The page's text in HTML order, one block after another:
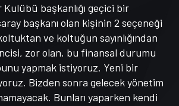
Kulübü başkanlığı geçici bir
başkanı olan kişinin 2 seçeneği
ve koltuğun sayınlığından
zor olan, bu finansal durumu
yapmak istiyoruz. Yeni bir
Bizden sonra gelecek yönetim
Bunları yaparken kendi